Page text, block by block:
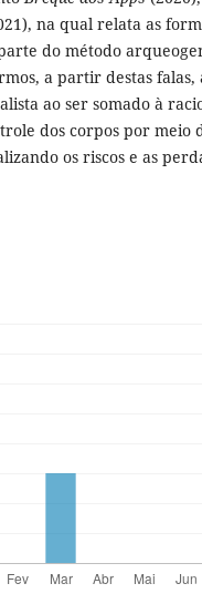
na qual relata as
do método
a partir destas falas,
ao ser somado à
dos corpos por meio
os riscos e as